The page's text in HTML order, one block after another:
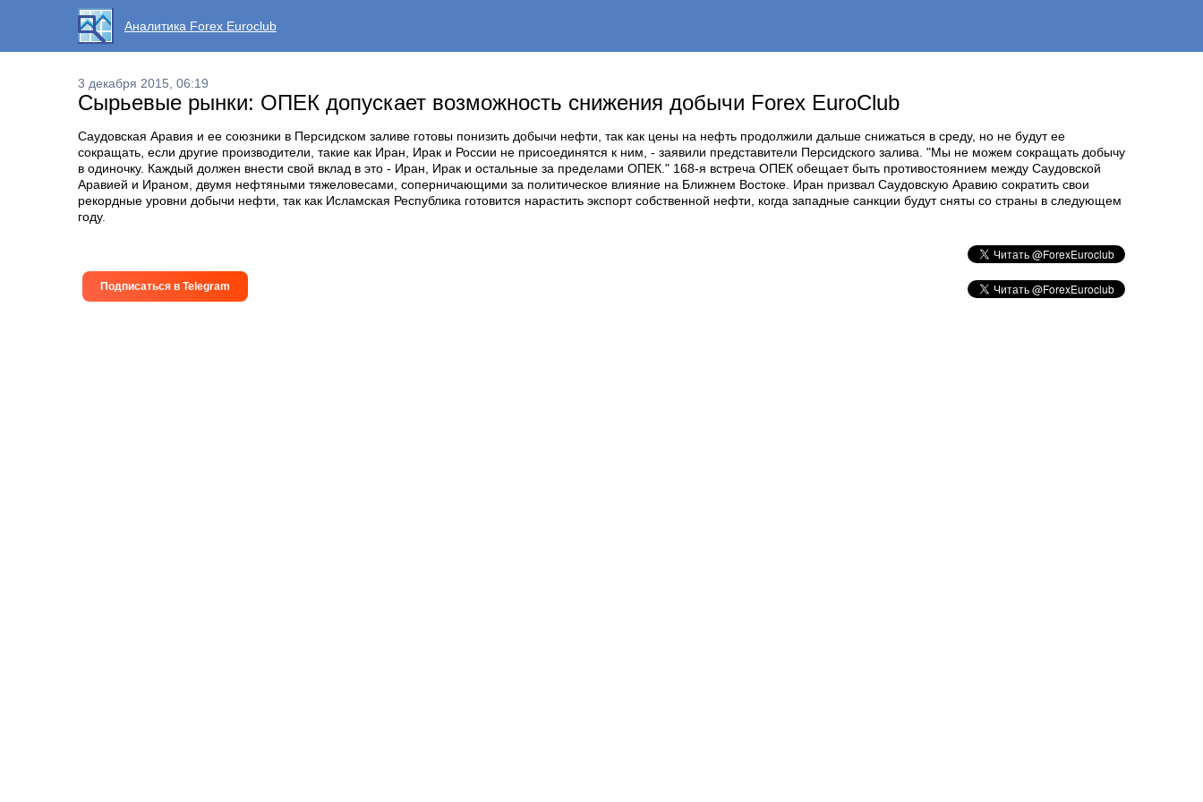
Аналитика Forex Euroclub
3 декабря 2015, 06:19
Сырьевые рынки: ОПЕК допускает возможность снижения добычи Forex EuroClub
Саудовская Аравия и ее союзники в Персидском заливе готовы понизить добычи нефти, так как цены на нефть продолжили дальше снижаться в среду, но не будут ее
сокращать, если другие производители, такие как Иран, Ирак и России не присоединятся к ним, - заявили представители Персидского залива. "Мы не можем сокращать добычу
в одиночку. Каждый должен внести свой вклад в это - Иран, Ирак и остальные за пределами ОПЕК." 168-я встреча ОПЕК обещает быть противостоянием между Саудовской
Аравией и Ираном, двумя нефтяными тяжеловесами, соперничающими за политическое влияние на Ближнем Востоке. Иран призвал Саудовскую Аравию сократить свои
рекордные уровни добычи нефти, так как Исламская Республика готовится нарастить экспорт собственной нефти, когда западные санкции будут сняты со страны в следующем
году.
Подписаться в Telegram